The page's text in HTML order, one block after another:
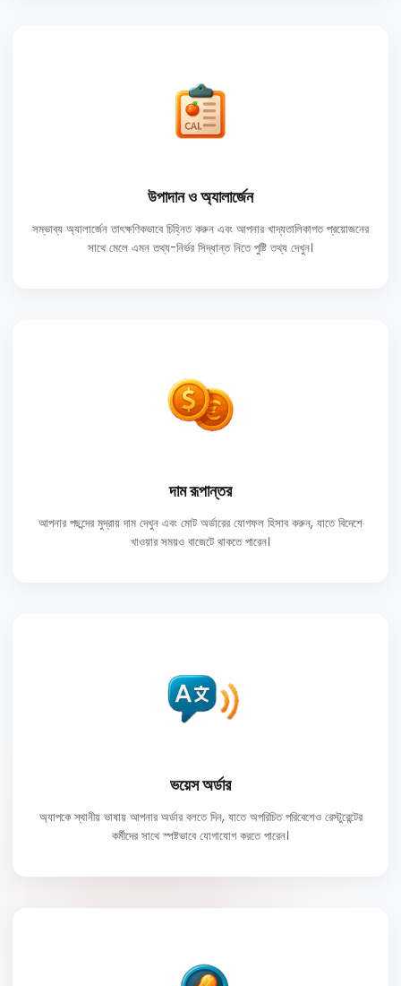
উপাদান ও অ্যালার্জেন
সম্ভাব্য অ্যালার্জেন তাৎক্ষণিকভাবে চিহ্নিত করুন এবং আপনার খাদ্যতালিকাগত প্রয়োজনের
সাথে মেলে এমন তথ্য-নির্ভর সিদ্ধান্ত নিতে পুষ্টি তথ্য দেখুন।
দাম রূপান্তর
আপনার পছন্দের মুদ্রায় দাম দেখুন এবং মোট অর্ডারের যোগফল হিসাব করুন, যাতে বিদেশে
খাওয়ার সময়ও বাজেটে থাকতে পারেন।
ভয়েস অর্ডার
অ্যাপকে স্থানীয় ভাষায় আপনার অর্ডার বলতে দিন, যাতে অপরিচিত পরিবেশেও রেস্টুরেন্টের
কর্মীদের সাথে স্পষ্টভাবে যোগাযোগ করতে পারেন।